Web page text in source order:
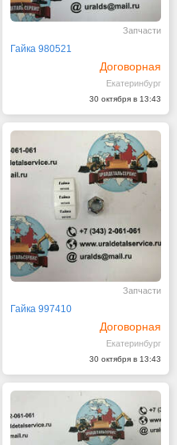
Запчасти
Гайка 980521
Договорная
Екатеринбург
30 октября в 13:43
Запчасти
Гайка 997410
Договорная
Екатеринбург
30 октября в 13:43